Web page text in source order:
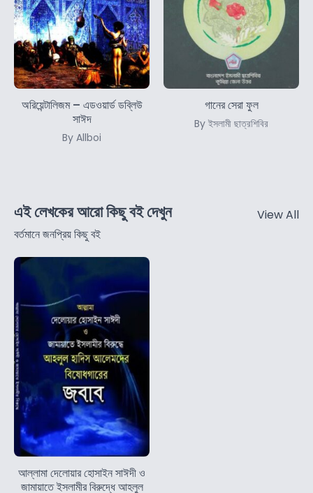
অরিয়েন্টালিজম – এডওয়ার্ড ডব্লিউ
সাঈদ
By Allboi
গানের সেরা ফুল
By ইসলামী ছাত্রশিবির
এই লেখকের আরো কিছু বই দেখুন
বর্তমানে জনপ্রিয় কিছু বই
View All
আল্লামা দেলোয়ার হোসাইন সাঈদী ও
জামায়াতে ইসলামীর বিরুদ্ধে আহলুল